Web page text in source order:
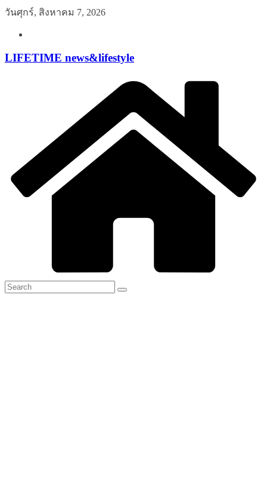
Skip
วันศุกร์, สิงหาคม 7, 2026
LIFETIME news&lifestyle